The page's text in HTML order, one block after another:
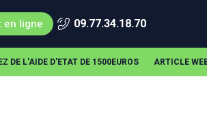
en ligne 09.77.34.18.70
DE L'AIDE D'ETAT DE 1500EUROS ARTICLE